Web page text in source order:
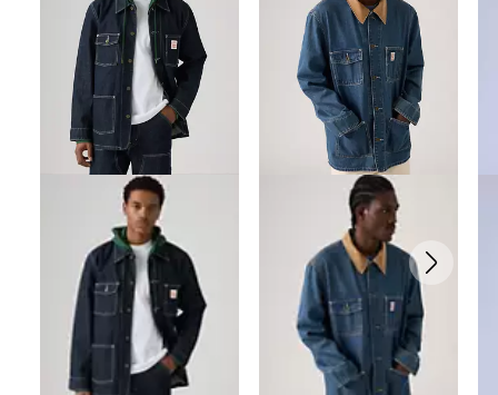
évaluations